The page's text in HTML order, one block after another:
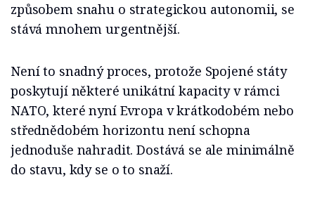
způsobem snahu o strategickou autonomii, se
stává mnohem urgentnější.
Není to snadný proces, protože Spojené státy
poskytují některé unikátní kapacity v rámci
NATO, které nyní Evropa v krátkodobém nebo
střednědobém horizontu není schopna
jednoduše nahradit. Dostává se ale minimálně
do stavu, kdy se o to snaží.